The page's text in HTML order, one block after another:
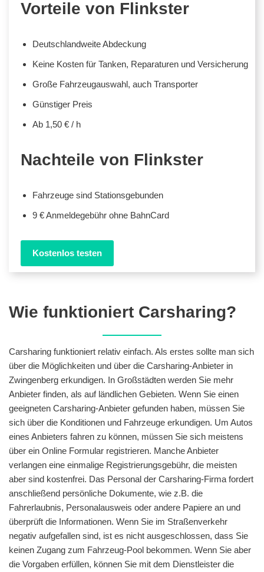
Vorteile von Flinkster
Deutschlandweite Abdeckung
Keine Kosten für Tanken, Reparaturen und Versicherung
Große Fahrzeugauswahl, auch Transporter
Günstiger Preis
Ab 1,50 € / h
Nachteile von Flinkster
Fahrzeuge sind Stationsgebunden
9 € Anmeldegebühr ohne BahnCard
Kostenlos testen
Wie funktioniert Carsharing?
Carsharing funktioniert relativ einfach. Als erstes sollte man sich
über die Möglichkeiten und über die Carsharing-Anbieter in
Zwingenberg erkundigen. In Großstädten werden Sie mehr
Anbieter finden, als auf ländlichen Gebieten. Wenn Sie einen
geeigneten Carsharing-Anbieter gefunden haben, müssen Sie
sich über die Konditionen und Fahrzeuge erkundigen. Um Autos
eines Anbieters fahren zu können, müssen Sie sich meistens
über ein Online Formular registrieren. Manche Anbieter
verlangen eine einmalige Registrierungsgebühr, die meisten
aber sind kostenfrei. Das Personal der Carsharing-Firma fordert
anschließend persönliche Dokumente, wie z.B. die
Fahrerlaubnis, Personalausweis oder andere Papiere an und
überprüft die Informationen. Wenn Sie im Straßenverkehr
negativ aufgefallen sind, ist es nicht ausgeschlossen, dass Sie
keinen Zugang zum Fahrzeug-Pool bekommen. Wenn Sie aber
die Vorgaben erfüllen, können Sie mit dem Dienstleister die